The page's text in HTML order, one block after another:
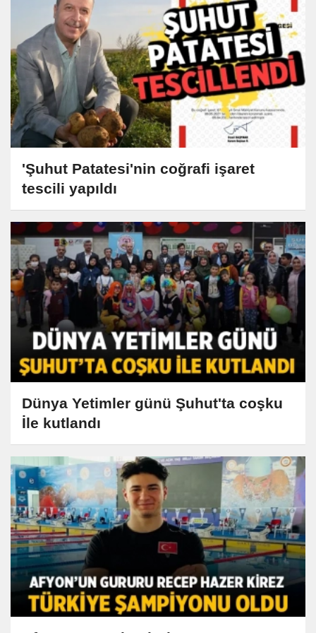
'Şuhut Patatesi'nin coğrafi işaret
tescili yapıldı
Dünya Yetimler günü Şuhut'ta coşku
İle kutlandı